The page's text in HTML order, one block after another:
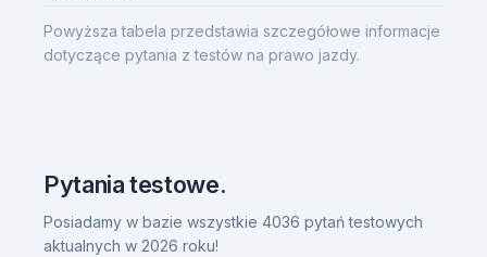
Powyższa tabela przedstawia szczegółowe informacje
dotyczące pytania z testów na prawo jazdy.
Pytania testowe.
Posiadamy w bazie wszystkie 4036 pytań testowych
aktualnych w 2026 roku!